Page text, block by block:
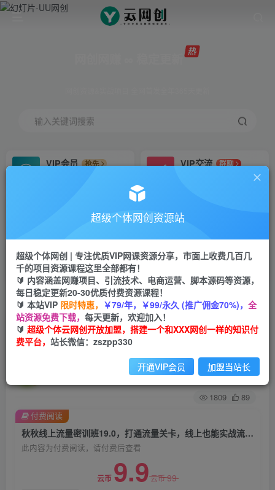
输入关键词搜索
VIP会员
抢先
VIP交流
群聊
研究探讨更多创业项目路子。
会员专属推广链接
招募站长
挂机
项目
脚本卡密
APP下载
GO
首页 创业课程 会员免费 正文
秋秋线上流量密训班19.0，打通流量关卡，线上也
能实战流量破局
关注 私信
1809 89
秋秋线上流量密训班19.0，打通流量关卡，线上也能实战流量破局
此内容为付费阅读，请付费后查看
云币 9.9云币99
付费阅读
超级个体网创资源站
超级个体网创 | 专注优质VIP网课资源分享，市面上收费几百几
千的项目资源课程这里全部都有！
🔰 内容涵盖网赚项目、引流技术、电商运营、脚本源码等资源，
每日稳定更新20-30优质付费资源课程！
🔰 本站VIP 限时特惠， ￥79/年，￥99/永久 (推广佣金70%)， 全
站资源免费下载， 每天更新，欢迎加入！
🔰 超级个体云网创开放加盟，搭建一个和XXX网创一样的知识付
费平台， 站长微信：zszpp330
开通VIP会员 加盟当站长